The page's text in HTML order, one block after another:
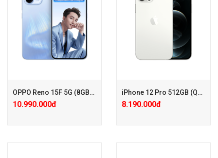
đã giảm)
+ Phiếu Giảm Giá Phụ Kiện
+ Care mở rộng 24 Tháng chỉ
với 200k
+ Hotsale giảm 200.000 (Giá
đã giảm)
với 200k
đã giảm)
+ Phiếu Giảm Giá Phụ Kiện
+ Care mở rộng 24 Tháng chỉ
+ Hotsale giảm 200.000 (Giá
đã giảm)
với 200k
OPPO Reno 15F 5G (8GB/256GB)
10.990.000đ
iPhone 12 Pro 512GB (Quốc tế – Keng)
8.190.000đ